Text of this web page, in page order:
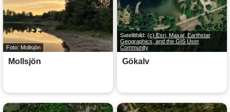
Foto: Mollsjön
Mollsjön
Satellitbild: (c) Esri, Maxar, Earthstar
Geographics, and the GIS User
Community
Gökalv